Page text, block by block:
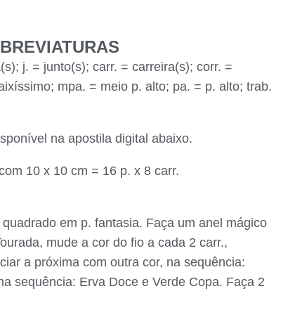
j. = junto(s); carr. = carreira(s); corr. =
mpa. = meio p. alto; pa. = p. alto; trab.
na apostila digital abaixo.
10 x 10 cm = 16 p. x 8 carr.
em p. fantasia. Faça um anel mágico
mude a cor do fio a cada 2 carr.,
a próxima com outra cor, na sequência:
sequência: Erva Doce e Verde Copa. Faça 2